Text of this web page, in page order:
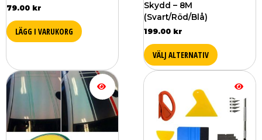
79.00 kr
LÄGG I VARUKORG
Skydd – 8M
(Svart/Röd/Blå)
199.00 kr
VÄLJ ALTERNATIV
Prisintervall:
179.00 kr
339.00 kr
Den
här
produkten
har
flera
varianter.